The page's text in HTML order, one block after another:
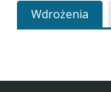
Wdrożenia